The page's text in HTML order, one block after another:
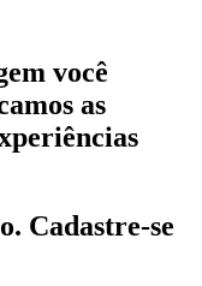
você
as
Cadastre-se